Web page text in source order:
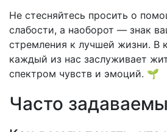
Не стесняйтесь просить о
слабости, а наоборот — знак
стремления к лучшей жизни. В
каждый из нас заслуживает
спектром чувств и эмоций. 🌱
Часто